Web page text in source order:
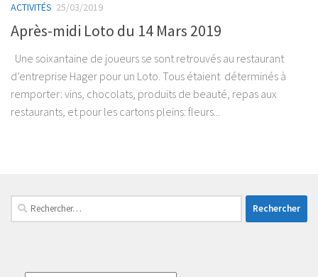
ACTIVITÉS 25/03/2019
Après-midi Loto du 14 Mars 2019
Une soixantaine de joueurs se sont retrouvés au restaurant
d’entreprise Hager pour un Loto. Tous étaient déterminés à
remporter: vins, chocolats, produits de beauté, repas aux
restaurants, et pour les cartons pleins: fleurs...
Rechercher :